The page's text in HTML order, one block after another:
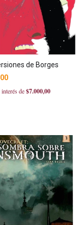
de Borges
de$7.000,00